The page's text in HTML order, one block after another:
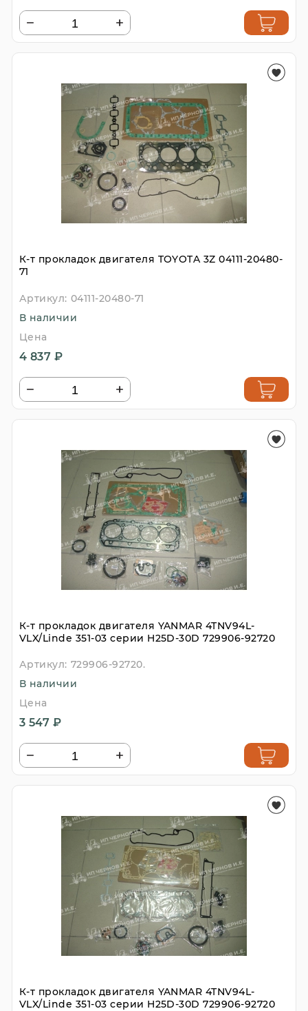
К-т прокладок двигателя TOYOTA 3Z 04111-20480-
71
Артикул: 04111-20480-71
В наличии
Цена
4 837 ₽
К-т прокладок двигателя YANMAR 4TNV94L-
VLX/Linde 351-03 серии H25D-30D 729906-92720
Артикул: 729906-92720.
В наличии
Цена
3 547 ₽
К-т прокладок двигателя YANMAR 4TNV94L-
VLX/Linde 351-03 серии H25D-30D 729906-92720